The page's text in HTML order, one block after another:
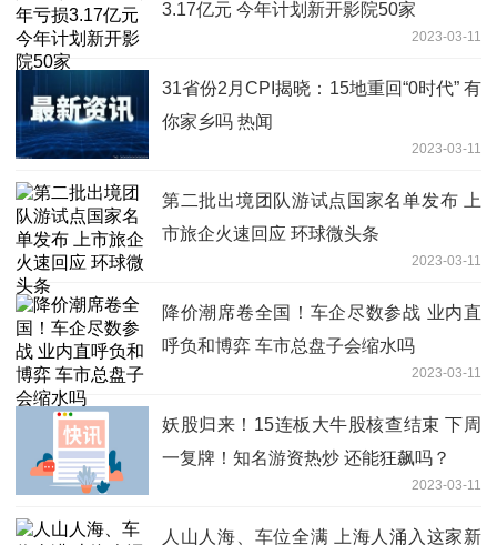
3.17亿元 今年计划新开影院50家
2023-03-11
31省份2月CPI揭晓：15地重回“0时代” 有
你家乡吗 热闻
2023-03-11
第二批出境团队游试点国家名单发布 上
市旅企火速回应 环球微头条
2023-03-11
降价潮席卷全国！车企尽数参战 业内直
呼负和博弈 车市总盘子会缩水吗
2023-03-11
妖股归来！15连板大牛股核查结束 下周
一复牌！知名游资热炒 还能狂飙吗？
2023-03-11
人山人海、车位全满 上海人涌入这家新